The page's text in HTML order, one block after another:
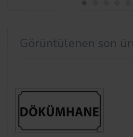
Görüntülenen son